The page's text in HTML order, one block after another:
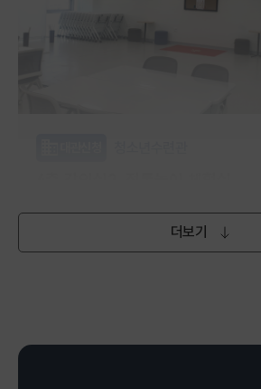
(토,일) 오전 9시~오후 6시
무료
더보기